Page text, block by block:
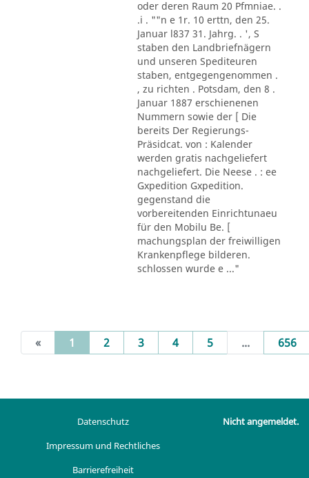
oder deren Raum 20 Pfmniae. .
.i . ""n e 1r. 10 erttn, den 25.
Januar l837 31. Jahrg. . ', S
staben den Landbriefnägern
und unseren Spediteuren
staben, entgegengenommen .
, zu richten . Potsdam, den 8 .
Januar 1887 erschienenen
Nummern sowie der [ Die
bereits Der Regierungs-
Präsidcat. von : Kalender
werden gratis nachgeliefert
nachgeliefert. Die Neese . : ee
Gxpedition Gxpedition.
gegenstand die
vorbereitenden Einrichtunaeu
für den Mobilu Be. [
machungsplan der freiwilligen
Krankenpflege bilderen.
schlossen wurde e ..."
« 1 (current)
2 3 4 5 ... 656
Datenschutz
Impressum und Rechtliches
Barrierefreiheit
Nicht angemeldet.